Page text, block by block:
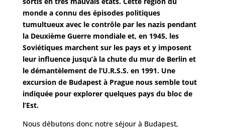
monde a connu des épisodes politiques
tumultueux avec le contrôle par les nazis pendant
la Deuxième Guerre mondiale et, en 1945, les
Soviétiques marchent sur les pays et y imposent
leur influence jusqu’à la chute du mur de Berlin et
le démantèlement de l’U.R.S.S. en 1991. Une
excursion de Budapest à Prague nous semble tout
indiquée pour explorer quelques pays du bloc de
l’Est.
Nous débutons donc notre séjour à Budapest,